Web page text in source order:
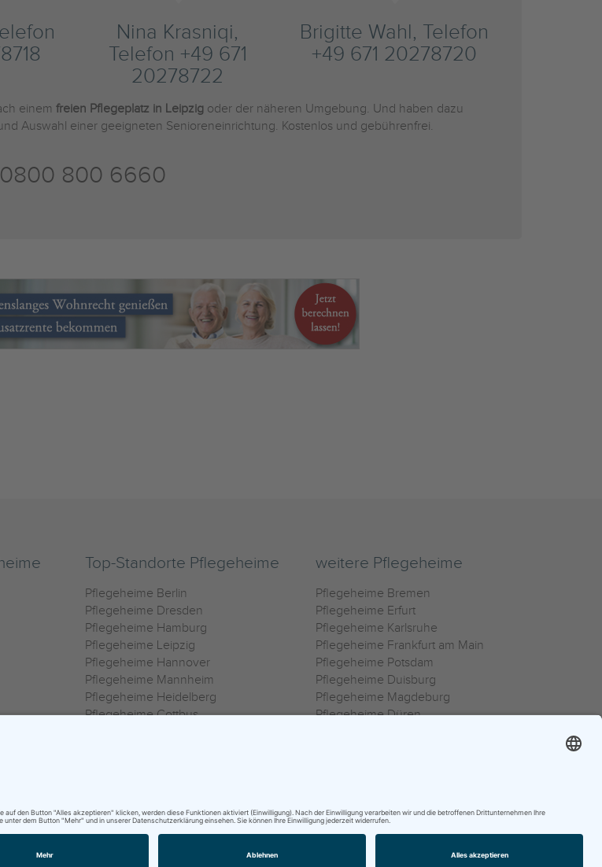
Nina Krasniqi,
Telefon +49 671
20278722
Brigitte Wahl, Telefon
+49 671 20278720
einem freien Pflegeplatz in Leipzig oder der näheren Umgebung. Und haben dazu
Auswahl einer geeigneten Senioreneinrichtung. Kostenlos und gebührenfrei.
0800 800 6660
Top-Standorte Pflegeheime
Pflegeheime Berlin
Pflegeheime Dresden
Pflegeheime Hamburg
Pflegeheime Leipzig
Pflegeheime Hannover
Pflegeheime Mannheim
Pflegeheime Heidelberg
Pflegeheime Cottbus
weitere Pflegeheime
Pflegeheime Bremen
Pflegeheime Erfurt
Pflegeheime Karlsruhe
Pflegeheime Frankfurt am Main
Pflegeheime Potsdam
Pflegeheime Duisburg
Pflegeheime Magdeburg
Pflegeheime Düren
0800 800 666 0